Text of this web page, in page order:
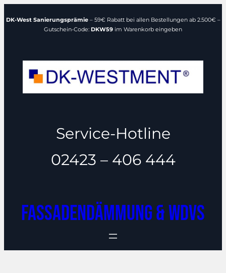
DK-West Sanierungsprämie– 59€ Rabatt bei allen Bestellungen ab 2.500€ –
Gutschein-Code: DKW59 im Warenkorb eingeben
Service-Hotline
02423 – 406 444
Fassadendämmung & WDVS